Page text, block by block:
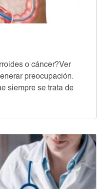
o cáncer?Ver
preocupación.
siempre se trata de